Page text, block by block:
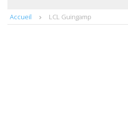
Accueil LCL Guingamp